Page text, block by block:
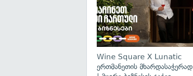
Wine Square X Lunatic
ერთმანეთის მხარდასაჭერად